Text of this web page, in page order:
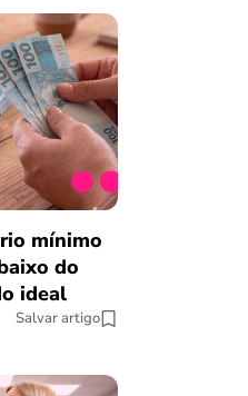
mínimo
do
ideal
Salvar artigo